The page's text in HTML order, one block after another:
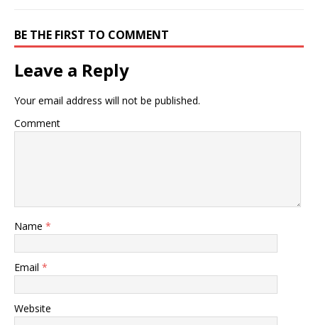
BE THE FIRST TO COMMENT
Leave a Reply
Your email address will not be published.
Comment
Name *
Email *
Website